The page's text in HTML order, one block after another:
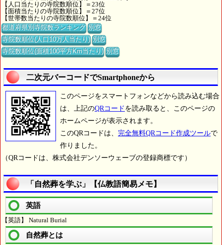
【人口当たりの寺院数順位】＝23位
【面積当たりの寺院数順位】＝27位
【世帯数当たりの寺院数順位】＝24位
都道府県別寺院数ランキング 別窓
寺院数順位(人口10万人当たり) 別窓
寺院数順位(面積100平方Km当たり) 別窓
二次元バーコードでSmartphoneから
このページをスマートフォンなどから読み込む場合
は、上記のQRコード を読み取ると、このページの
ホームページが表示されます。
このQRコードは、 完全無料QRコード作成ツールで
作りました。
（QRコードは、株式会社デンソーウェーブの登録商標です）
「自然葬を学ぶ」【仏教語簡易メモ】
英語
【英語】 Natural Burial
自然葬とは